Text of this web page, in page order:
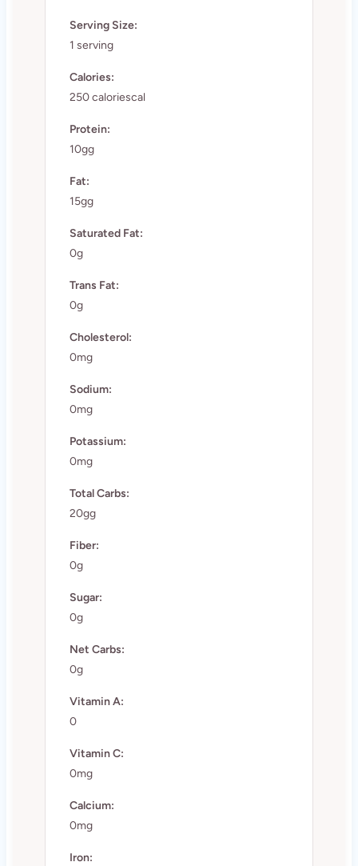
Serving Size:
1 serving
Calories:
250 caloriescal
Protein:
10gg
Fat:
15gg
Saturated Fat:
0g
Trans Fat:
0g
Cholesterol:
0mg
Sodium:
0mg
Potassium:
0mg
Total Carbs:
20gg
Fiber:
0g
Sugar:
0g
Net Carbs:
0g
Vitamin A:
0
Vitamin C:
0mg
Calcium:
0mg
Iron: